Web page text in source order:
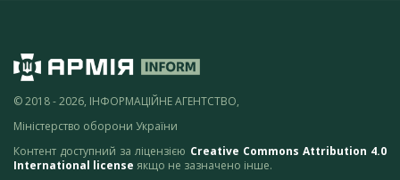
© 2018 - 2026, ІНФОРМАЦІЙНЕ АГЕНТСТВО,
Міністерство оборони України
Контент доступний за ліцензією Creative Commons Attribution 4.0
International license якщо не зазначено інше.